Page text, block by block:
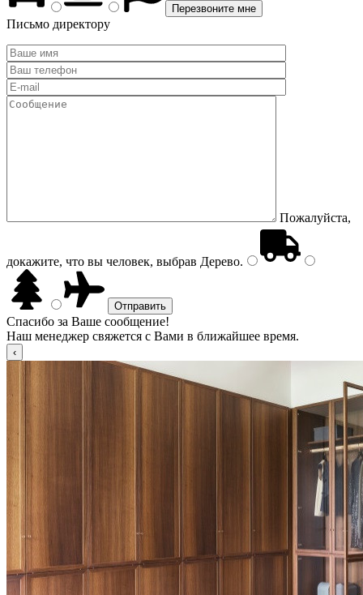
Письмо директору
Пожалуйста,
докажите, что вы человек, выбрав Дерево.
Спасибо за Ваше сообщение!
Наш менеджер свяжется с Вами в ближайшее время.